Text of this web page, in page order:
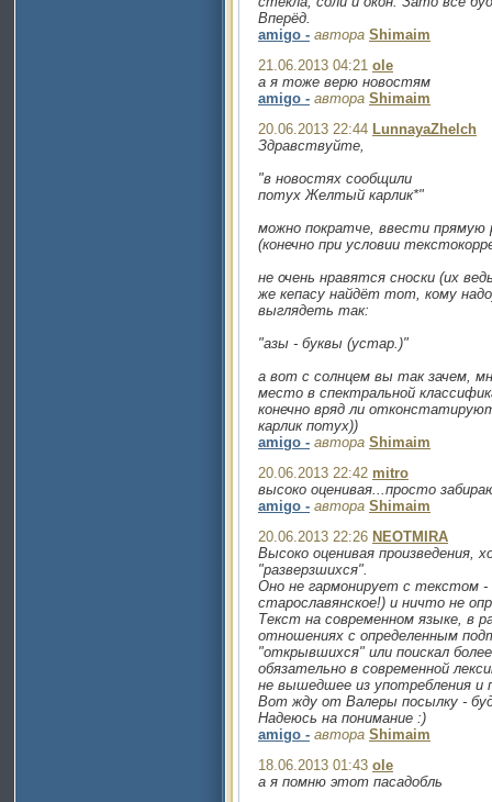
Вперёд.
amigo - автора Shimaim
21.06.2013 04:21 ole
а я тоже верю новостям
amigo - автора Shimaim
20.06.2013 22:44 LunnayaZhelch
Здравствуйте,
"в новостях сообщили
потух Желтый карлик*"
можно пократче, ввести прямую
(конечно при условии
не очень нравятся сноски (их
же кепасу найдёт тот, кому
выглядеть так:
"азы - буквы (устар.)"
а вот с солнцем вы так зачем,
место в спектральной
конечно вряд ли
карлик потух))
amigo - автора Shimaim
20.06.2013 22:42 mitro
высоко оценивая...просто
amigo - автора Shimaim
20.06.2013 22:26 NEOTMIRA
Высоко оценивая произведения,
"разверзшихся".
Оно не гармонирует с текстом
старославянское!) и ничто не
Текст на современном языке, в
отношениях с определенным
"открывшихся" или поискал
обязательно в современной
не вышедшее из употребления и
Вот жду от Валеры посылку -
Надеюсь на понимание :)
amigo - автора Shimaim
18.06.2013 01:43 ole
а я помню этот пасадобль